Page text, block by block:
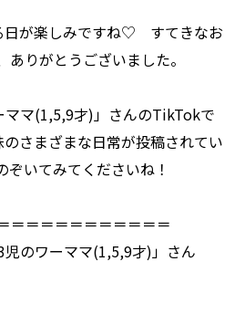
が楽しみですね♡ すてきなお
りがとうございました。
マ(1,5,9才)」さんのTikTokで
さまざまな日常が投稿されてい
ぞいてみてくださいね！
＝＝＝＝＝＝＝＝＝＝＝
のワーママ(1,5,9才)」さん